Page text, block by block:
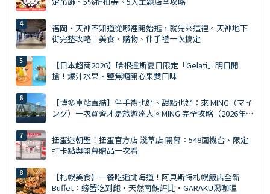
福岡・天神不知道從哪裡開始逛，就先來這裡。天神地下
街完整攻略｜美食、購物、伴手禮一次搞定
【日本超商2026】哈根達斯夏日限定「Gelati」明日開
搶！爆汁水果、鹽焦糖開心果雙口味
【博多車站直結】伴手禮也好、甜點也好：來 MING（マイ
ング）一次買齊才是旅遊達人。MING 完全攻略（2026年
扭蛋迷朝聖！扭蛋官方店 淺草店 開幕：548面機台、限定
打卡點與開幕贈品一次看
【札幌美食】一餐吃遍北海道！阿貝斯特札幌飯店全新
Buffet：螃蟹吃到飽・天然南鮪評比・GARAKU湯咖哩